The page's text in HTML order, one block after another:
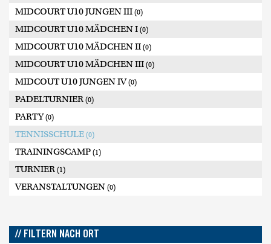
MIDCOURT U10 JUNGEN III (0)
MIDCOURT U10 MÄDCHEN I (0)
MIDCOURT U10 MÄDCHEN II (0)
MIDCOURT U10 MÄDCHEN III (0)
MIDCOUT U10 JUNGEN IV(0)
PADELTURNIER (0)
PARTY(0)
TENNISSCHULE (0)
TRAININGSCAMP (1)
TURNIER (1)
VERANSTALTUNGEN (0)
// FILTERN NACH ORT